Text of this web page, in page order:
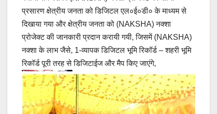
प्रसारण क्षेत्रीय जनता को डिजिटल एल०ई०डी० के माध्यम से
दिखाया गया और क्षेत्रीय जनता को (NAKSHA) नक्शा
प्रोजेक्ट की जानकारी प्रदान करायी गयी, जिसमें (NAKSHA)
नक्शा के लाभ जैसे, 1-व्यापक डिजिटल भूमि रिकॉर्ड – शहरी भूमि
रिकॉर्ड पूरी तरह से डिजिटाईज और मैप किए जाएंगे,